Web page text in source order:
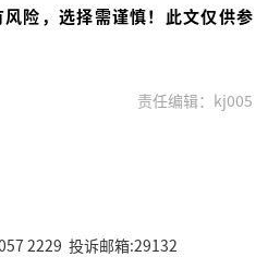
险，选择需谨慎！此文仅供参
责任编辑：kj005
2229 投诉邮箱:29132